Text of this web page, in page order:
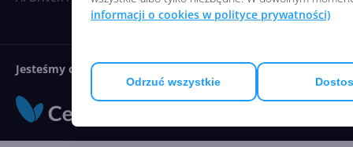
informacji o cookies w polityce prywatności)
Odrzuć wszystkie
Jesteśmy częścią: